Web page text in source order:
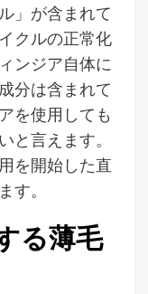
」が含まれて
クルの正常化
ンジア自体に
分は含まれて
を使用しても
と言えます。
を開始した直
す。
る薄毛